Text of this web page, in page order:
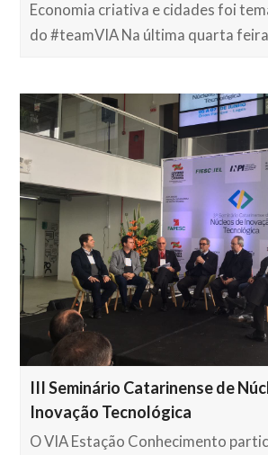
Economia criativa e cidades foi
do #teamVIA Na última quarta
III Seminário Catarinense de
Inovação Tecnológica
O VIA Estação Conhecimento